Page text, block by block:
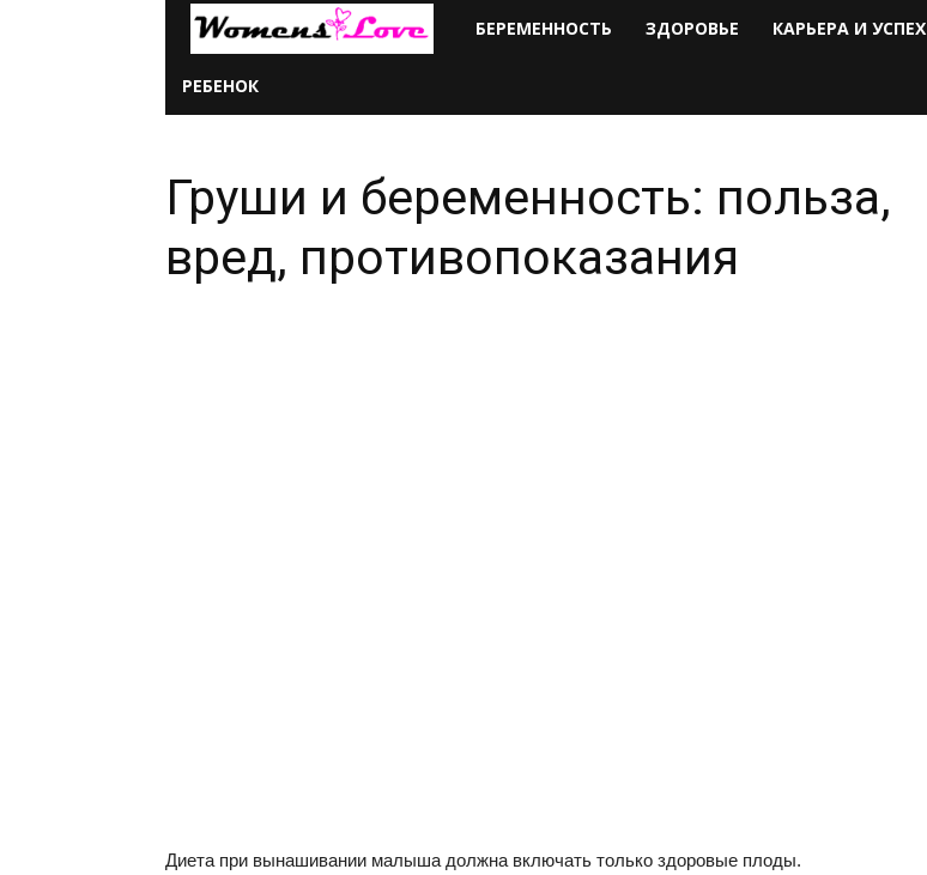
Женская
сердцем
и
БЕРЕМЕННОСТЬ ЗДОРОВЬЕ КАРЬЕРА И УСПЕХ
РЕБЕНОК
Груши и беременность: польза,
вред, противопоказания
Диета при вынашивании малыша должна включать только здоровые плоды.